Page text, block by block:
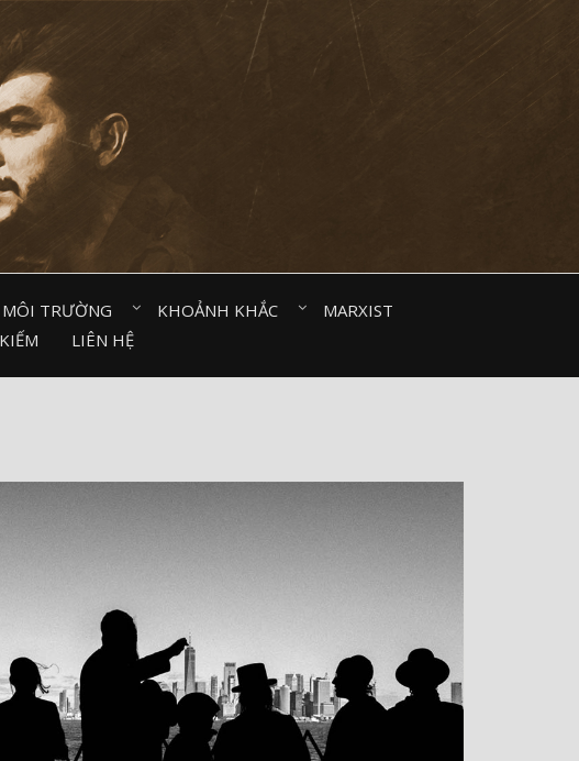
MÔI TRƯỜNG⠀ KHOẢNH KHẮC⠀
MARXIST⠀
LIÊN HỆ